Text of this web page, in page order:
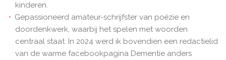
kinderen.
Gepassioneerd amateur-schrijfster van poëzie en
doordenkwerk, waarbij het spelen met woorden
centraal staat. In 2024 werd ik bovendien een redactielid
van de warme facebookpagina Dementie anders